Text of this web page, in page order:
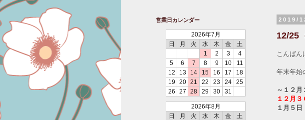
2019/
12/25
こんばん
年末年始
～１２月
１２月
１月５
営業日カレンダー
2026年7月
日
月 火 水 木 金
土
1
2 3
4
5
6 7 8 9 10
11
12
13 14 15 16 17
18
19
20 21 22 23 24
25
26
27 28 29 30 31
2026年8月
日
月 火 水 木 金
土